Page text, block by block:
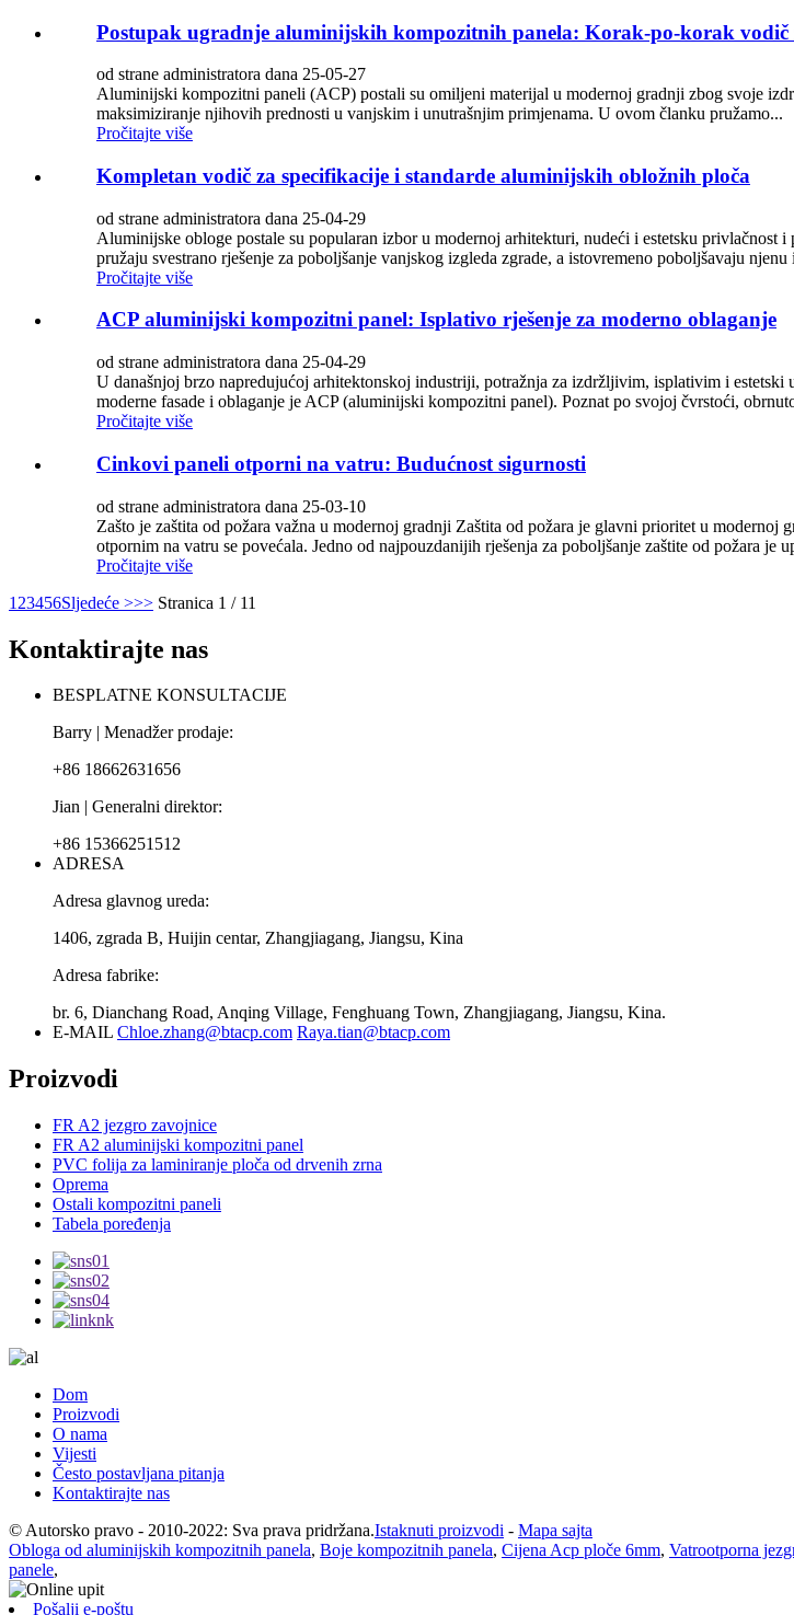
Postupak ugradnje aluminijskih kompozitnih panela: Korak-po-korak vodič
od strane administratora dana 25-05-27
Aluminijski kompozitni paneli (ACP) postali su omiljeni materijal u modernoj gradnji zbog svoje
maksimiziranje njihovih prednosti u vanjskim i unutrašnjim primjenama. U ovom članku pružamo...
Pročitajte više
Kompletan vodič za specifikacije i standarde aluminijskih obložnih ploča
od strane administratora dana 25-04-29
Aluminijske obloge postale su popularan izbor u modernoj arhitekturi, nudeći i estetsku
pružaju svestrano rješenje za poboljšanje vanjskog izgleda zgrade, a istovremeno poboljšavaju
Pročitajte više
ACP aluminijski kompozitni panel: Isplativo rješenje za moderno oblaganje
od strane administratora dana 25-04-29
U današnjoj brzo napredujućoj arhitektonskoj industriji, potražnja za izdržljivim, isplativim i
moderne fasade i oblaganje je ACP (aluminijski kompozitni panel). Poznat po svojoj čvrstoći,
Pročitajte više
Cinkovi paneli otporni na vatru: Budućnost sigurnosti
od strane administratora dana 25-03-10
Zašto je zaštita od požara važna u modernoj gradnji Zaštita od požara je glavni prioritet u
otpornim na vatru se povećala. Jedno od najpouzdanijih rješenja za poboljšanje zaštite od požara je
Pročitajte više
1 23456Sljedeće >>> Stranica 1 / 11
Kontaktirajte nas
BESPLATNE KONSULTACIJE
Barry | Menadžer prodaje:
+86 18662631656
Jian | Generalni direktor:
+86 15366251512
ADRESA
Adresa glavnog ureda:
1406, zgrada B, Huijin centar, Zhangjiagang, Jiangsu, Kina
Adresa fabrike:
br. 6, Dianchang Road, Anqing Village, Fenghuang Town, Zhangjiagang, Jiangsu, Kina.
E-MAIL Chloe.zhang@btacp.com Raya.tian@btacp.com
Proizvodi
FR A2 jezgro zavojnice
FR A2 aluminijski kompozitni panel
PVC folija za laminiranje ploča od drvenih zrna
Oprema
Ostali kompozitni paneli
Tabela poređenja
Dom
Proizvodi
O nama
Vijesti
Često postavljana pitanja
Kontaktirajte nas
© Autorsko pravo - 2010-2022: Sva prava pridržana.Istaknuti proizvodi - Mapa sajta
Obloga od aluminijskih kompozitnih panela, Boje kompozitnih panela, Cijena Acp ploče 6mm, Vatrootporna
panele,
Pošalji e-poštu